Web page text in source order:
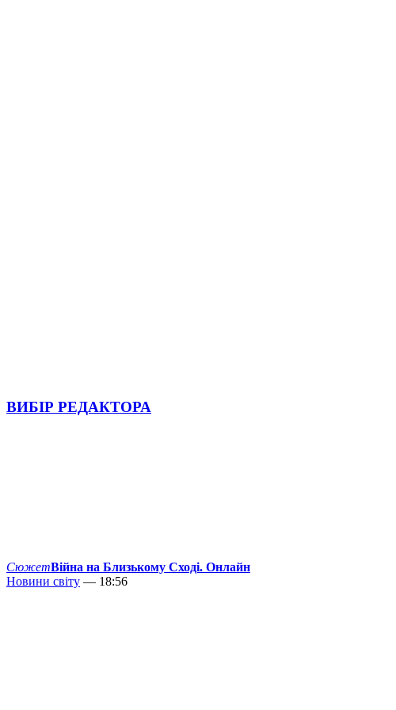
ВИБІР РЕДАКТОРА
СюжетВійна на Близькому Сході. Онлайн
Новини світу — 18:56